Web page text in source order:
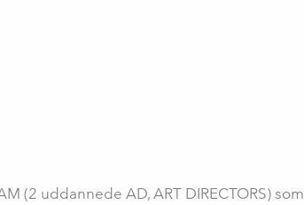
(2 uddannede AD, ART DIRECTORS) som